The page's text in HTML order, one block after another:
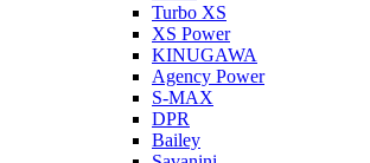
Turbo XS
XS Power
KINUGAWA
Agency Power
S-MAX
DPR
Bailey